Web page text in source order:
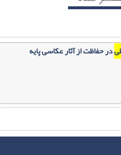
در حفاظت از آثار عکاسی پایه